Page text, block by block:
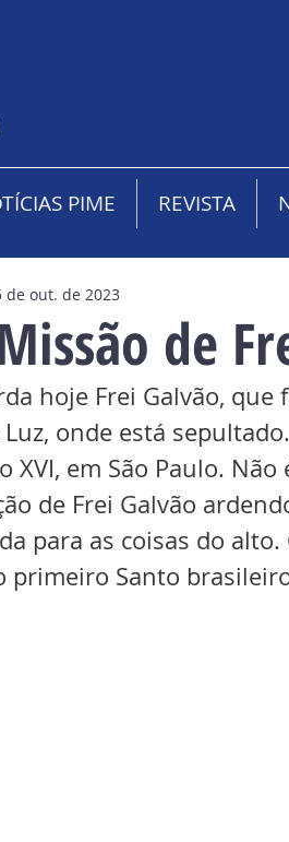
PIME REVISTA
de
de out. de 2023
hoje Frei Galvão, que
onde está
XVI, em São Paulo.
de Frei Galvão
para as coisas do alto.
primeiro Santo